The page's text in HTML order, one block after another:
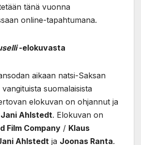
tänä vuonna
online-tapahtumana.
-elokuvasta
aikaan natsi-Saksan
suomalaisista
elokuvan on ohjannut ja
Jani Ahlstedt. Elokuvan on
Film Company / Klaus
Ahlstedt ja Joonas Ranta.